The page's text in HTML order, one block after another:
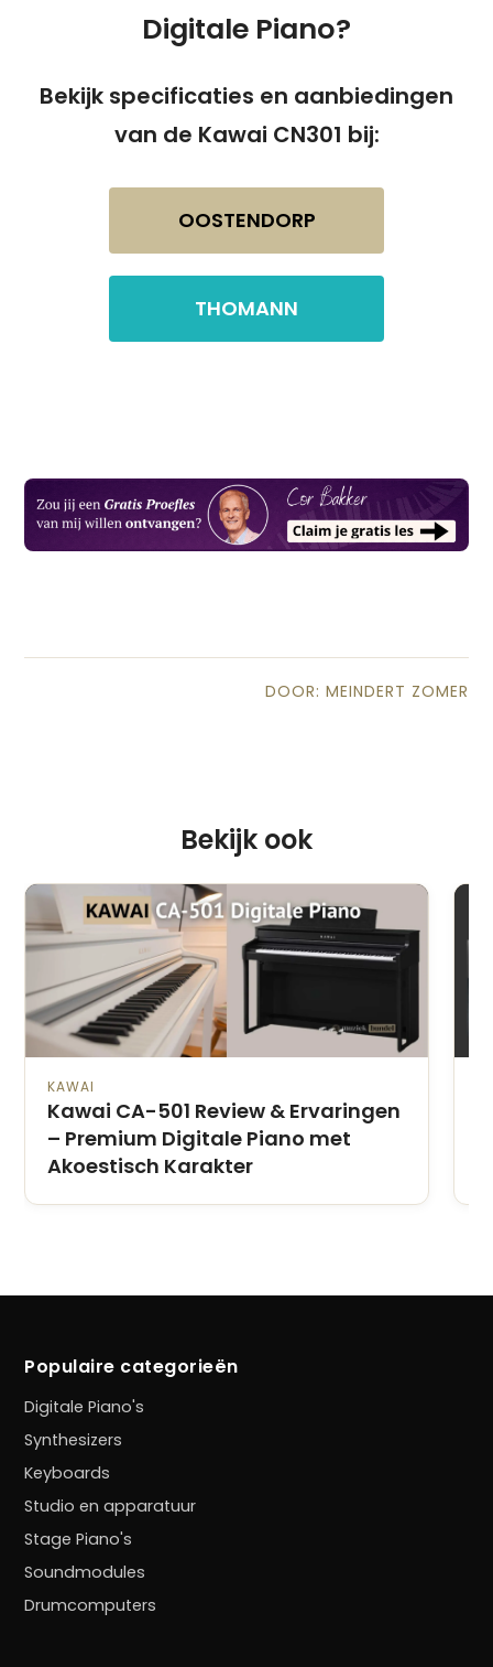
Digitale Piano?
Bekijk specificaties en aanbiedingen
van de Kawai CN301 bij:
OOSTENDORP
THOMANN
DOOR: MEINDERT ZOMER
Bekijk ook
KAWAI
Kawai CA-501 Review & Ervaringen
– Premium Digitale Piano met
Akoestisch Karakter
Populaire categorieën
Digitale Piano's
Synthesizers
Keyboards
Studio en apparatuur
Stage Piano's
Soundmodules
Drumcomputers